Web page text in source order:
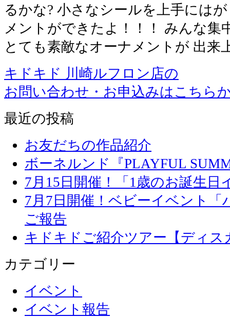
るかな? 小さなシールを上手には
メントができたよ！！！ みんな集
とても素敵なオーナメントが 出来
キドキド 川崎ルフロン店の
お問い合わせ・お申込みはこちら
最近の投稿
お友だちの作品紹介
ボーネルンド『PLAYFUL
7月15日開催！「1歳のお誕生日
7月7日開催！ベビーイベント
ご報告
キドキドご紹介ツアー【ディス
カテゴリー
イベント
イベント報告